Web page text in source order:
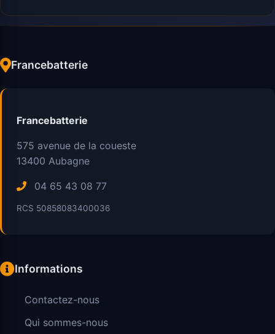
Francebatterie
Francebatterie
575 avenue de la coueste
13400 Aubagne
04 65 43 08 77
RCS 50858083400036
Informations
Contactez-nous
Qui sommes-nous